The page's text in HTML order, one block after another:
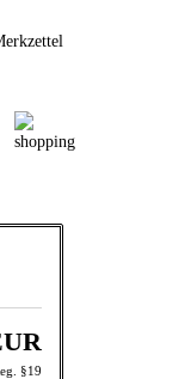
§19